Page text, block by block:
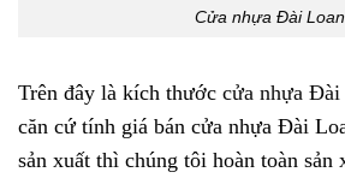
Cửa nhựa Đài Loan
Trên đây là kích thước cửa nhựa Đài
căn cứ tính giá bán cửa nhựa Đài
sản xuất thì chúng tôi hoàn toàn sản